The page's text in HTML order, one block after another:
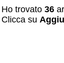
Ho trovato 36
Clicca su